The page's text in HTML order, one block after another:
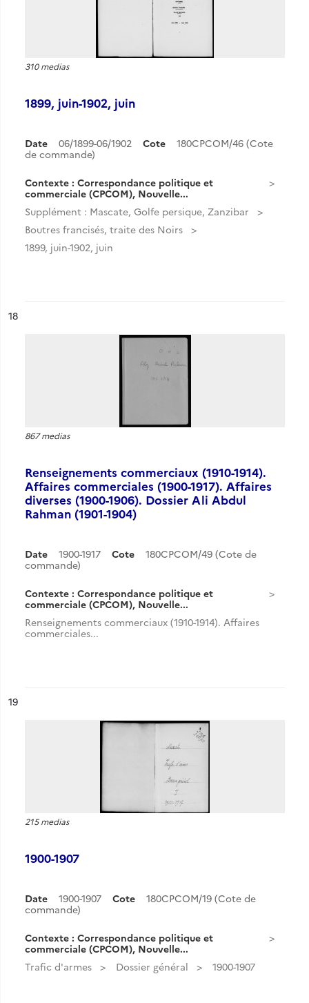
310 medias
1899, juin-1902, juin
Date 06/1899-06/1902 Cote
180CPCOM/46 (Cote
de commande)
Contexte : Correspondance politique et
commerciale (CPCOM), Nouvelle...
Supplément : Mascate, Golfe persique, Zanzibar
Boutres francisés, traite des Noirs
1899, juin-1902, juin
n°
18
867 medias
Renseignements commerciaux (1910-1914).
Affaires commerciales (1900-1917). Affaires
diverses (1900-1906). Dossier Ali Abdul
Rahman (1901-1904)
Date 1900-1917 Cote
180CPCOM/49 (Cote de
commande)
Contexte : Correspondance politique et
commerciale (CPCOM), Nouvelle...
Renseignements commerciaux (1910-1914). Affaires
commerciales...
n°
19
215 medias
1900-1907
Date 1900-1907 Cote
180CPCOM/19 (Cote de
commande)
Contexte : Correspondance politique et
commerciale (CPCOM), Nouvelle...
Trafic d'armes
Dossier général 1900-1907